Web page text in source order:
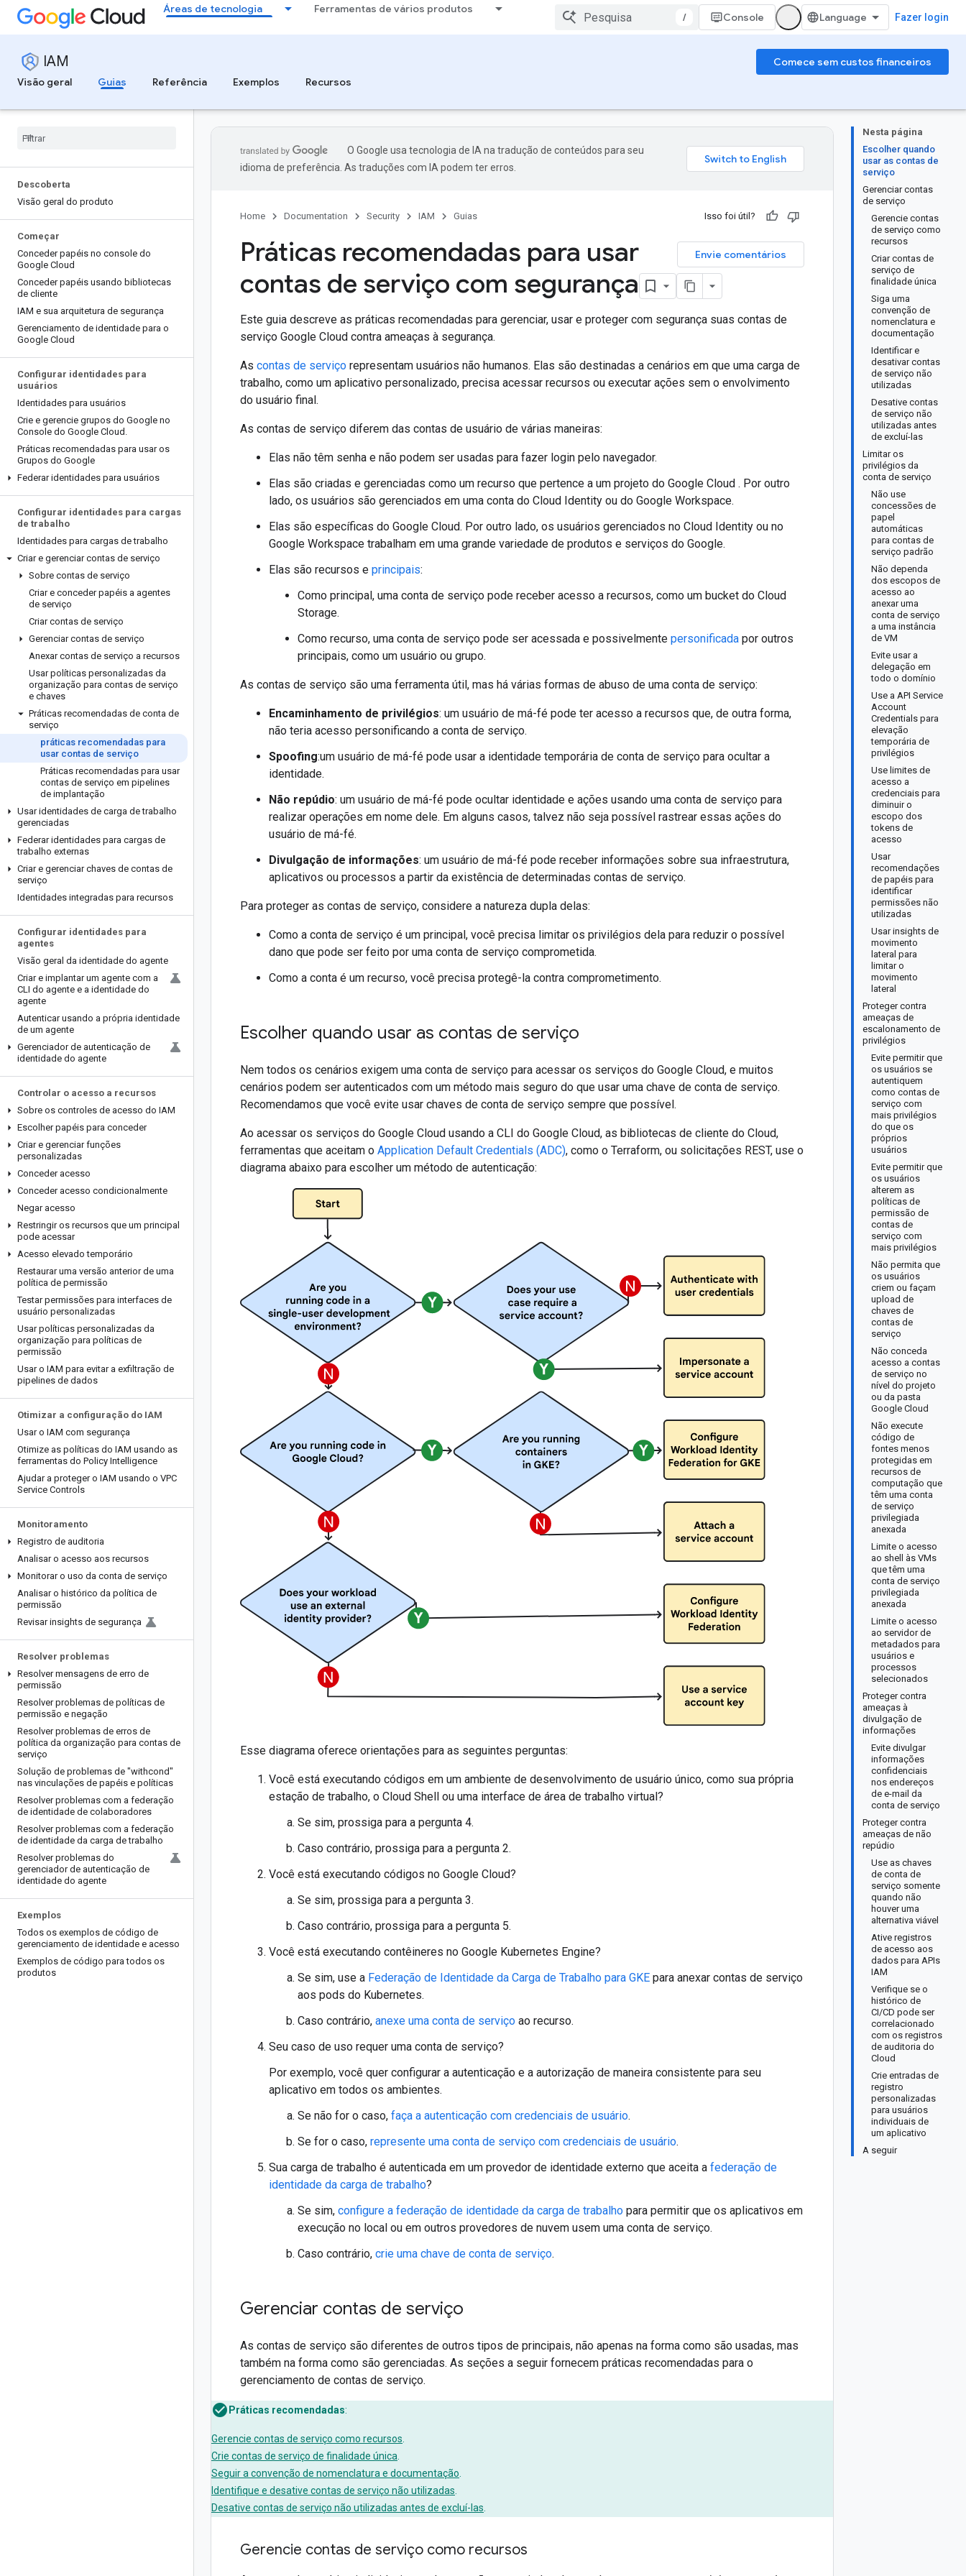
Áreas de tecnologia Ferramentas de vários produtos
/ Console Fazer login
IAM
Comece sem custos financeiros
Visão geral
Guias Referência Exemplos Recursos
Descoberta
Visão geral do produto
Começar
Conceder papéis no console do
Google Cloud
Conceder papéis usando bibliotecas
de cliente
IAM e sua arquitetura de segurança
Gerenciamento de identidade para o
Google Cloud
Configurar identidades para
usuários
Identidades para usuários
Crie e gerencie grupos do Google no
Console do Google Cloud .
Práticas recomendadas para usar os
Grupos do Google
Federar identidades para usuários
Configurar identidades para cargas
de trabalho
Identidades para cargas de trabalho
Criar e gerenciar contas de serviço
Sobre contas de serviço
Criar e conceder papéis a agentes
de serviço
Criar contas de serviço
Gerenciar contas de serviço
Anexar contas de serviço a recursos
Usar políticas personalizadas da
organização para contas de serviço
e chaves
Práticas recomendadas de conta de
serviço
práticas recomendadas para
usar contas de serviço
Práticas recomendadas para usar
contas de serviço em pipelines
de implantação
Usar identidades de carga de trabalho
gerenciadas
Federar identidades para cargas de
trabalho externas
Criar e gerenciar chaves de contas de
serviço
Identidades integradas para recursos
Configurar identidades para
agentes
Visão geral da identidade do agente
Criar e implantar um agente com a
CLI do agente e a identidade do
agente
Autenticar usando a própria identidade
de um agente
Gerenciador de autenticação de
identidade do agente
Controlar o acesso a recursos
Sobre os controles de acesso do IAM
Escolher papéis para conceder
Criar e gerenciar funções
personalizadas
Conceder acesso
Conceder acesso condicionalmente
Negar acesso
Restringir os recursos que um principal
pode acessar
Acesso elevado temporário
Restaurar uma versão anterior de uma
política de permissão
Testar permissões para interfaces de
usuário personalizadas
Usar políticas personalizadas da
organização para políticas de
permissão
Usar o IAM para evitar a exfiltração de
pipelines de dados
Otimizar a configuração do IAM
Usar o IAM com segurança
Otimize as políticas do IAM usando as
ferramentas do Policy Intelligence
Ajudar a proteger o IAM usando o VPC
Service Controls
Monitoramento
Registro de auditoria
Analisar o acesso aos recursos
Monitorar o uso da conta de serviço
Analisar o histórico da política de
permissão
Revisar insights de segurança
Resolver problemas
Resolver mensagens de erro de
permissão
Resolver problemas de políticas de
permissão e negação
Resolver problemas de erros de
política da organização para contas de
serviço
Solução de problemas de "withcond"
nas vinculações de papéis e políticas
Resolver problemas com a federação
de identidade de colaboradores
Resolver problemas com a federação
de identidade da carga de trabalho
Resolver problemas do
gerenciador de autenticação de
identidade do agente
Exemplos
Todos os exemplos de código de
gerenciamento de identidade e acesso
Exemplos de código para todos os
produtos
Nesta página
Escolher quando
usar as contas de
serviço
Gerenciar contas
de serviço
Gerencie contas
de serviço como
recursos
Criar contas de
serviço de
finalidade única
Siga uma
convenção de
nomenclatura e
documentação
Identificar e
desativar contas
de serviço não
utilizadas
Desative contas
de serviço não
utilizadas antes
de excluí-las
Limitar os
privilégios da
conta de serviço
Não use
concessões de
papel
automáticas
para contas de
serviço padrão
Não dependa
dos escopos de
acesso ao
anexar uma
conta de serviço
a uma instância
de VM
Evite usar a
delegação em
todo o domínio
Use a API Service
Account
Credentials para
elevação
temporária de
privilégios
Use limites de
acesso a
credenciais para
diminuir o
escopo dos
tokens de
acesso
Usar
recomendações
de papéis para
identificar
permissões não
utilizadas
Usar insights de
movimento
lateral para
limitar o
movimento
lateral
Proteger contra
ameaças de
escalonamento de
privilégios
Evite permitir que
os usuários se
autentiquem
como contas de
serviço com
mais privilégios
do que os
próprios
usuários
Evite permitir que
os usuários
alterem as
políticas de
permissão de
contas de
serviço com
mais privilégios
Não permita que
os usuários
criem ou façam
upload de
chaves de
contas de
serviço
Não conceda
acesso a contas
de serviço no
nível do projeto
ou da pasta
Google Cloud
Não execute
código de
fontes menos
protegidas em
recursos de
computação que
têm uma conta
de serviço
privilegiada
anexada
Limite o acesso
ao shell às VMs
que têm uma
conta de serviço
privilegiada
anexada
Limite o acesso
ao servidor de
metadados para
usuários e
processos
selecionados
Proteger contra
ameaças à
divulgação de
informações
Evite divulgar
informações
confidenciais
nos endereços
de e-mail da
conta de serviço
Proteger contra
ameaças de não
repúdio
Use as chaves
de conta de
serviço somente
quando não
houver uma
alternativa viável
Ative registros
de acesso aos
dados para APIs
IAM
Verifique se o
histórico de
CI/CD pode ser
correlacionado
com os registros
de auditoria do
Cloud
Crie entradas de
registro
personalizadas
para usuários
individuais de
um aplicativo
A seguir
O Google usa tecnologia de IA na tradução de conteúdos para seu
idioma de preferência. As traduções com IA podem ter erros.
Home Documentation Security IAM Guias Isso foi útil?
Envie comentários
Práticas recomendadas para usar
contas de serviço com segurança
Este guia descreve as práticas recomendadas para gerenciar, usar e proteger com segurança suas contas de
serviço Google Cloud contra ameaças à segurança.
As contas de serviço representam usuários não humanos. Elas são destinadas a cenários em que uma carga de
trabalho, como um aplicativo personalizado, precisa acessar recursos ou executar ações sem o envolvimento
do usuário final.
As contas de serviço diferem das contas de usuário de várias maneiras:
Elas não têm senha e não podem ser usadas para fazer login pelo navegador.
Elas são criadas e gerenciadas como um recurso que pertence a um projeto do Google Cloud . Por outro
lado, os usuários são gerenciados em uma conta do Cloud Identity ou do Google Workspace.
Elas são específicas do Google Cloud. Por outro lado, os usuários gerenciados no Cloud Identity ou no
Google Workspace trabalham em uma grande variedade de produtos e serviços do Google.
Elas são recursos e principais:
Como principal, uma conta de serviço pode receber acesso a recursos, como um bucket do Cloud
Storage.
Como recurso, uma conta de serviço pode ser acessada e possivelmente personificada por outros
principais, como um usuário ou grupo.
As contas de serviço são uma ferramenta útil, mas há várias formas de abuso de uma conta de serviço:
Encaminhamento de privilégios: um usuário de má-fé pode ter acesso a recursos que, de outra forma,
não teria acesso personificando a conta de serviço.
Spoofing:um usuário de má-fé pode usar a identidade temporária de conta de serviço para ocultar a
identidade.
Não repúdio: um usuário de má-fé pode ocultar identidade e ações usando uma conta de serviço para
realizar operações em nome dele. Em alguns casos, talvez não seja possível rastrear essas ações do
usuário de má-fé.
Divulgação de informações: um usuário de má-fé pode receber informações sobre sua infraestrutura,
aplicativos ou processos a partir da existência de determinadas contas de serviço.
Para proteger as contas de serviço, considere a natureza dupla delas:
Como a conta de serviço é um principal, você precisa limitar os privilégios dela para reduzir o possível
dano que pode ser feito por uma conta de serviço comprometida.
Como a conta é um recurso, você precisa protegê-la contra comprometimento.
Escolher quando usar as contas de serviço
Nem todos os cenários exigem uma conta de serviço para acessar os serviços do Google Cloud, e muitos
cenários podem ser autenticados com um método mais seguro do que usar uma chave de conta de serviço.
Recomendamos que você evite usar chaves de conta de serviço sempre que possível.
Ao acessar os serviços do Google Cloud usando a CLI do Google Cloud, as bibliotecas de cliente do Cloud,
ferramentas que aceitam o Application Default Credentials (ADC), como o Terraform, ou solicitações REST, use o
diagrama abaixo para escolher um método de autenticação:
Esse diagrama oferece orientações para as seguintes perguntas:
Você está executando códigos em um ambiente de desenvolvimento de usuário único, como sua própria
estação de trabalho, o Cloud Shell ou uma interface de área de trabalho virtual?
Se sim, prossiga para a pergunta 4.
Caso contrário, prossiga para a pergunta 2.
Você está executando códigos no Google Cloud?
Se sim, prossiga para a pergunta 3.
Caso contrário, prossiga para a pergunta 5.
Você está executando contêineres no Google Kubernetes Engine?
Se sim, use a Federação de Identidade da Carga de Trabalho para GKE para anexar contas de serviço
aos pods do Kubernetes.
Caso contrário, anexe uma conta de serviço ao recurso.
Seu caso de uso requer uma conta de serviço?
Por exemplo, você quer configurar a autenticação e a autorização de maneira consistente para seu
aplicativo em todos os ambientes.
Se não for o caso, faça a autenticação com credenciais de usuário.
Se for o caso, represente uma conta de serviço com credenciais de usuário.
Sua carga de trabalho é autenticada em um provedor de identidade externo que aceita a federação de
identidade da carga de trabalho?
Se sim, configure a federação de identidade da carga de trabalho para permitir que os aplicativos em
execução no local ou em outros provedores de nuvem usem uma conta de serviço.
Caso contrário, crie uma chave de conta de serviço.
Gerenciar contas de serviço
As contas de serviço são diferentes de outros tipos de principais, não apenas na forma como são usadas, mas
também na forma como são gerenciadas. As seções a seguir fornecem práticas recomendadas para o
gerenciamento de contas de serviço.
Práticas recomendadas:
Gerencie contas de serviço como recursos
Crie contas de serviço de finalidade única
Seguir a convenção de nomenclatura e documentação
Identifique e desative contas de serviço não utilizadas
Desative contas de serviço não utilizadas antes de excluí-las
Gerencie contas de serviço como recursos